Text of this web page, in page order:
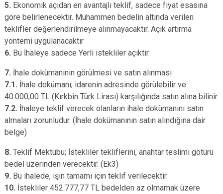
5. Ekonomik açıdan en avantajlı teklif, sadece fiyat esasına
göre belirlenecektir. Muhammen bedelin altında verilen
teklifler değerlendirilmeye alınmayacaktır. Açık artırma
yöntemi uygulanacaktır
6. Bu İhaleye sadece Yerli istekliler açıktır.
7. İhale dokümanının görülmesi ve satın alınması
7.1. İhale dokümanı; idarenin adresinde görülebilir ve
40.000,00 TL (Kırkbin Türk Lirası) karşılığında satın alına bilinir.
7.2. İhaleye teklif verecek olanların ihale dokümanını satın
almaları zorunludur. (İhale dokümanının satın alındığına dair
belge)
8. Teklif Mektubu; İstekliler tekliflerini, anahtar teslimi götürü
bedel üzerinden verecektir. (Ek3)
9. Bu ihalede, işin tamamı için teklif verilecektir.
10. İstekliler 452.777,77 TL bedelden az olmamak üzere